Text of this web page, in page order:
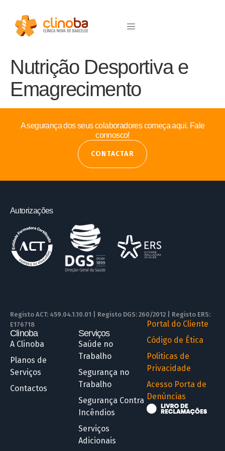
Nutrição Desportiva e
Emagrecimento
A segurança dos seus colaboradores começa aqui. Fale
connosco!
CONTACTAR
Autorizações
Registo ACT: 459.04.1.10.01 | Registo DGS: 260/2012 | Registo ERS:
E176718
Clinoba
A Clinoba
Planos de
Serviços
Contactos
Serviços
Saúde no
Trabalho
Segurança no
Trabalho
Segurança Contra
Incêndios
Serviços
Adicionais
Portal do Cliente
Código de Ética
Politicas de
Privacidade
Acesso Porta de
Denúncias